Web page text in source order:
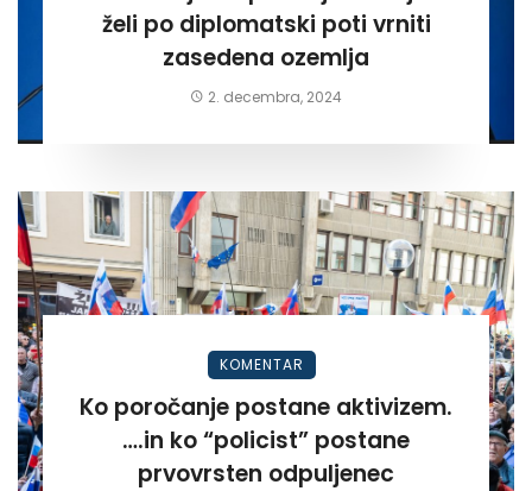
želi po diplomatski poti vrniti
zasedena ozemlja
2. decembra, 2024
KOMENTAR
Ko poročanje postane aktivizem.
….in ko “policist” postane
prvovrsten odpuljenec